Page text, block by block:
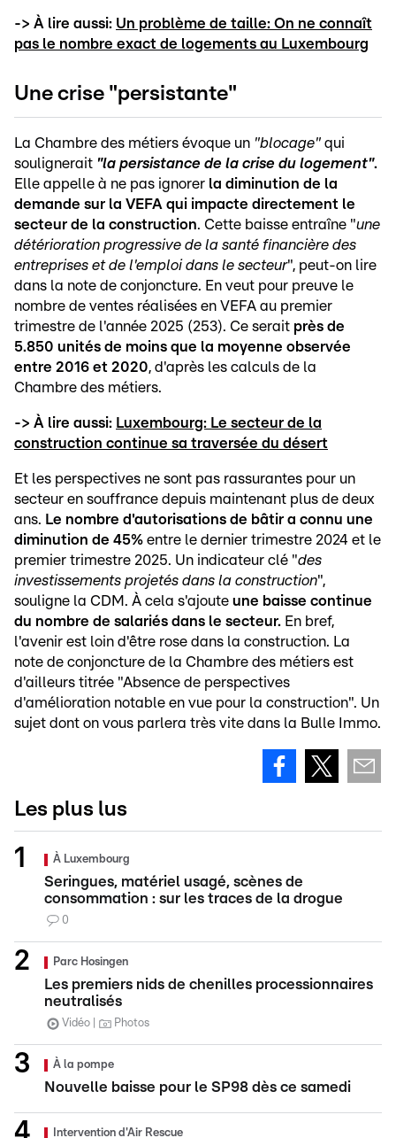
-> À lire aussi: Un problème de taille: On ne connaît
pas le nombre exact de logements au Luxembourg
Une crise "persistante"
La Chambre des métiers évoque un "blocage" qui
soulignerait "la persistance de la crise du logement".
Elle appelle à ne pas ignorer la diminution de la
demande sur la VEFA qui impacte directement le
secteur de la construction. Cette baisse entraîne "une
détérioration progressive de la santé financière des
entreprises et de l'emploi dans le secteur", peut-on lire
dans la note de conjoncture. En veut pour preuve le
nombre de ventes réalisées en VEFA au premier
trimestre de l'année 2025 (253). Ce serait près de
5.850 unités de moins que la moyenne observée
entre 2016 et 2020, d'après les calculs de la
Chambre des métiers.
-> À lire aussi: Luxembourg: Le secteur de la
construction continue sa traversée du désert
Et les perspectives ne sont pas rassurantes pour un
secteur en souffrance depuis maintenant plus de deux
ans. Le nombre d'autorisations de bâtir a connu une
diminution de 45% entre le dernier trimestre 2024 et le
premier trimestre 2025. Un indicateur clé "des
investissements projetés dans la construction",
souligne la CDM. À cela s'ajoute une baisse continue
du nombre de salariés dans le secteur. En bref,
l'avenir est loin d'être rose dans la construction. La
note de conjoncture de la Chambre des métiers est
d'ailleurs titrée "Absence de perspectives
d'amélioration notable en vue pour la construction". Un
sujet dont on vous parlera très vite dans la Bulle Immo.
Les plus lus
À Luxembourg
Seringues, matériel usagé, scènes de
consommation : sur les traces de la drogue
0
Parc Hosingen
Les premiers nids de chenilles processionnaires
neutralisés
Vidéo Photos
À la pompe
Nouvelle baisse pour le SP98 dès ce samedi
Intervention d'Air Rescue